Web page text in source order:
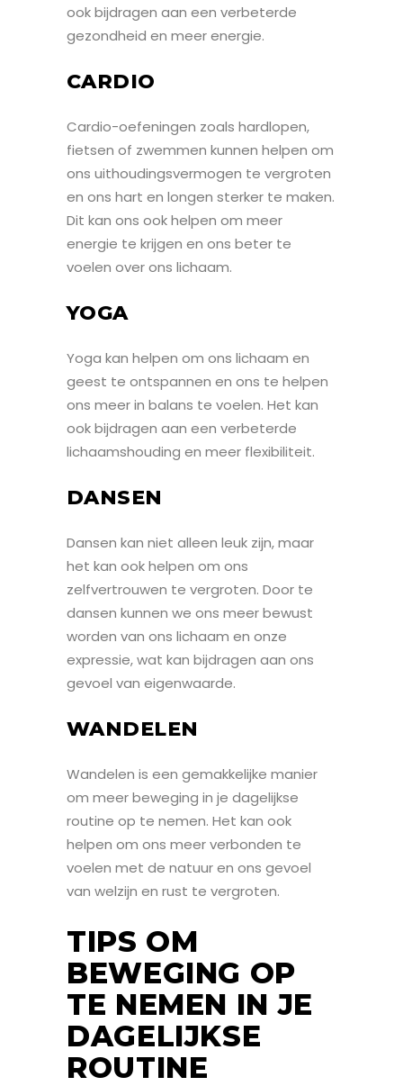
ook bijdragen aan een verbeterde
gezondheid en meer energie.
CARDIO
Cardio-oefeningen zoals hardlopen,
fietsen of zwemmen kunnen helpen om
ons uithoudingsvermogen te vergroten
en ons hart en longen sterker te maken.
Dit kan ons ook helpen om meer
energie te krijgen en ons beter te
voelen over ons lichaam.
YOGA
Yoga kan helpen om ons lichaam en
geest te ontspannen en ons te helpen
ons meer in balans te voelen. Het kan
ook bijdragen aan een verbeterde
lichaamshouding en meer flexibiliteit.
DANSEN
Dansen kan niet alleen leuk zijn, maar
het kan ook helpen om ons
zelfvertrouwen te vergroten. Door te
dansen kunnen we ons meer bewust
worden van ons lichaam en onze
expressie, wat kan bijdragen aan ons
gevoel van eigenwaarde.
WANDELEN
Wandelen is een gemakkelijke manier
om meer beweging in je dagelijkse
routine op te nemen. Het kan ook
helpen om ons meer verbonden te
voelen met de natuur en ons gevoel
van welzijn en rust te vergroten.
TIPS OM
BEWEGING OP
TE NEMEN IN JE
DAGELIJKSE
ROUTINE